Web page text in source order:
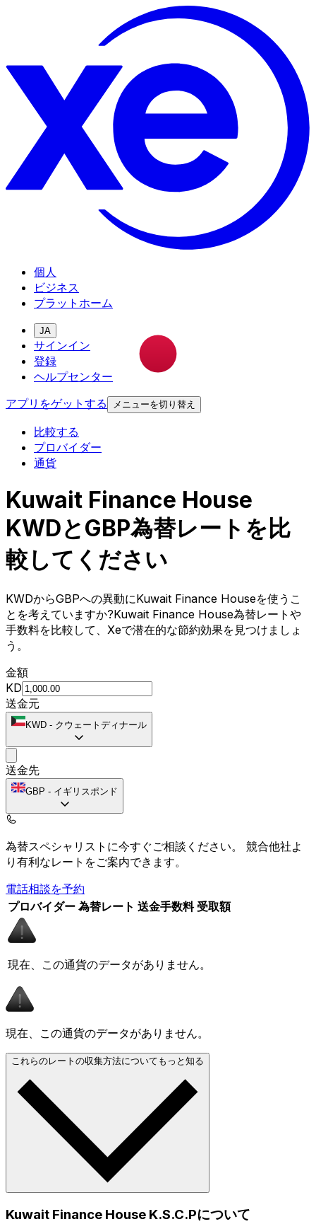
個人
ビジネス
プラットホーム
JA
サインイン
登録
ヘルプセンター
アプリをゲットする
メニューを切り替え
比較する
プロバイダー
通貨
Kuwait Finance House
KWDとGBP為替レートを比
較してください
KWDからGBPへの異動にKuwait Finance Houseを使うこ
とを考えていますか?Kuwait Finance House為替レートや
手数料を比較して、Xeで潜在的な節約効果を見つけましょ
う。
金額
KD
送金元
KWD - クウェートディナール
送金先
GBP - イギリスポンド
為替スペシャリストに今すぐご相談ください。 競合他社よ
り有利なレートをご案内できます。
電話相談を予約
プロバイダー 為替レート 送金手数料 受取額
現在、この通貨のデータがありません。
現在、この通貨のデータがありません。
これらのレートの収集方法についてもっと知る
Kuwait Finance House K.S.C.Pについて